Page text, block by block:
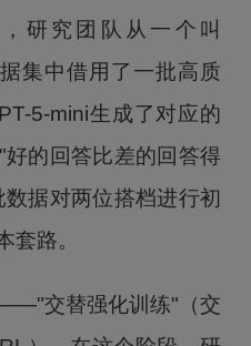
研究团队从一个叫
集中借用了一批高质
5-mini生成了对应的
的回答比差的回答得
据对两位搭档进行初
套路。
交替强化训练"（交